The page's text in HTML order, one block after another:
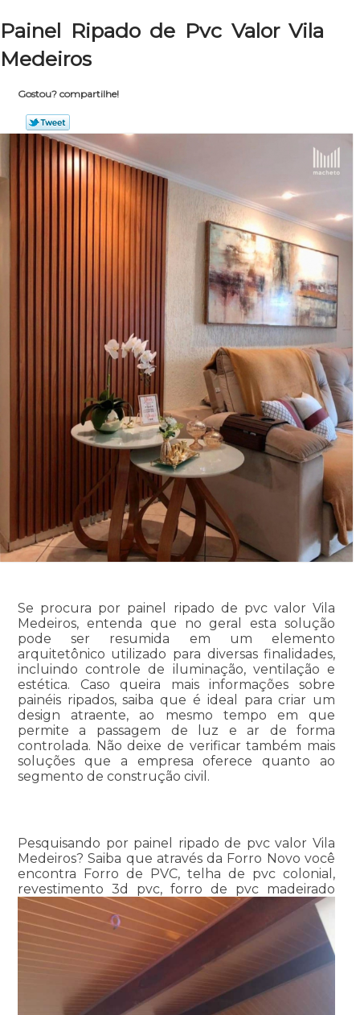
Painel Ripado de Pvc Valor Vila
Medeiros
Gostou? compartilhe!
Se procura por painel ripado de pvc valor Vila
Medeiros, entenda que no geral esta solução
pode ser resumida em um elemento
arquitetônico utilizado para diversas finalidades,
incluindo controle de iluminação, ventilação e
estética. Caso queira mais informações sobre
painéis ripados, saiba que é ideal para criar um
design atraente, ao mesmo tempo em que
permite a passagem de luz e ar de forma
controlada. Não deixe de verificar também mais
soluções que a empresa oferece quanto ao
segmento de construção civil.
Pesquisando por painel ripado de pvc valor Vila
Medeiros? Saiba que através da Forro Novo você
encontra Forro de PVC, telha de pvc colonial,
revestimento 3d pvc, forro de pvc madeirado